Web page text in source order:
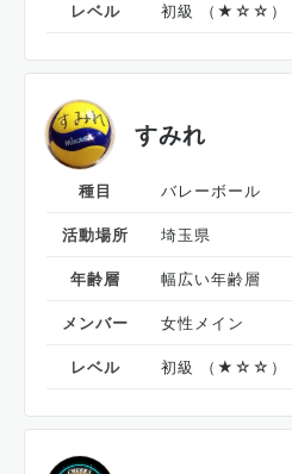
レベル 初級 （★☆☆）
すみれ
種目 バレーボール
活動場所 埼玉県
年齢層 幅広い年齢層
メンバー 女性メイン
レベル 初級 （★☆☆）